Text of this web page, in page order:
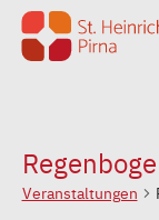
Zum Inhalt springen
Veranstaltungen